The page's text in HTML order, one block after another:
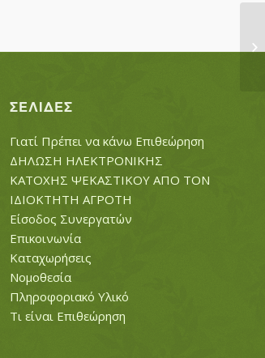
ΣΕΛΊΔΕΣ
Γιατί Πρέπει να κάνω Επιθεώρηση
ΔΗΛΩΣΗ ΗΛΕΚΤΡΟΝΙΚΗΣ
ΚΑΤΟΧΗΣ ΨΕΚΑΣΤΙΚΟΥ ΑΠΟ ΤΟΝ
ΙΔΙΟΚΤΗΤΗ ΑΓΡΟΤΗ
Είσοδος Συνεργατών
Επικοινωνία
Καταχωρήσεις
Νομοθεσία
Πληροφοριακό Υλικό
Τι είναι Επιθεώρηση